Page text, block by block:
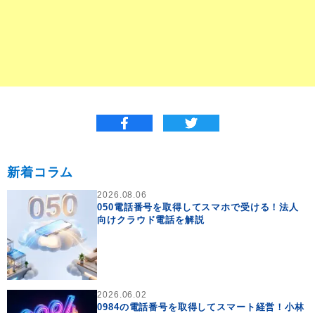
新着コラム
2026.08.06
050電話番号を取得してスマホで受ける！法人
向けクラウド電話を解説
2026.06.02
0984の電話番号を取得してスマート経営！小林